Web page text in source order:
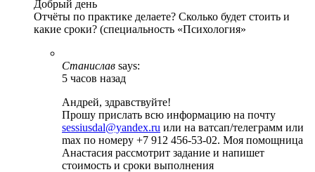
Добрый день
Отчёты по практике делаете? Сколько будет стоить и
какие сроки? (специальность «Психология»
Станислав says:
5 часов назад
Андрей, здравствуйте!
Прошу прислать всю информацию на почту
sessiusdal@yandex.ru или на ватсап/телеграмм или
max по номеру +7 912 456-53-02. Моя помощница
Анастасия рассмотрит задание и напишет
стоимость и сроки выполнения